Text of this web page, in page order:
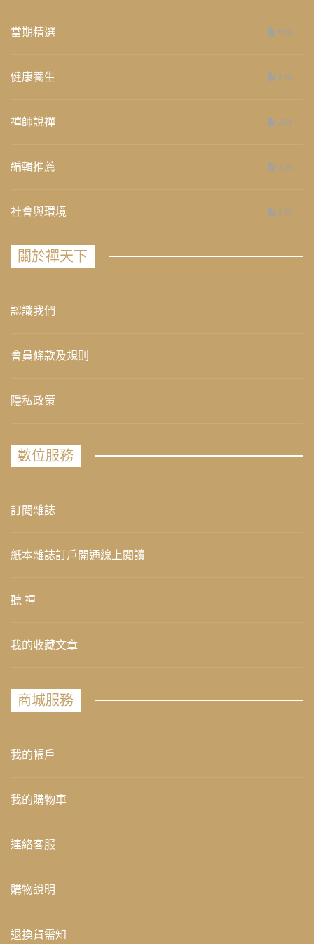
當期精選 658
健康養生 276
禪師說禪 267
編輯推薦 236
社會與環境 235
關於禪天下
認識我們
會員條款及規則
隱私政策
數位服務
訂閱雜誌
紙本雜誌訂戶開通線上閱讀
聽 禪
我的收藏文章
商城服務
我的帳戶
我的購物車
連絡客服
購物說明
退換貨需知